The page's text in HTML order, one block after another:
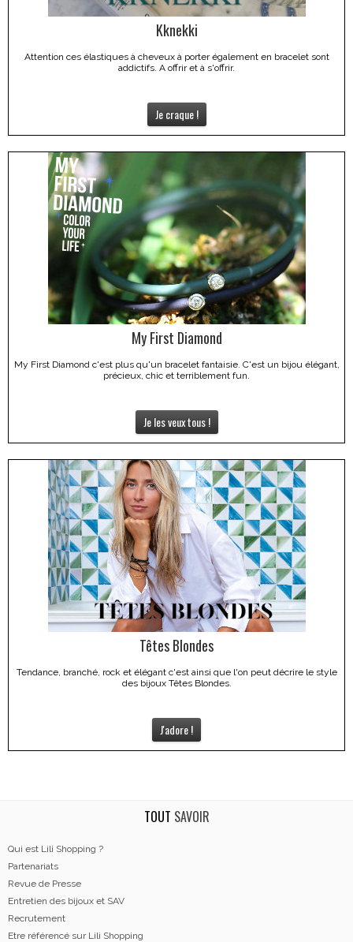
Kknekki
Attention ces élastiques à cheveux à porter également en bracelet sont
addictifs. A offrir et à s'offrir.
Je craque !
My First Diamond
My First Diamond c'est plus qu'un bracelet fantaisie. C'est un bijou élégant,
précieux, chic et terriblement fun.
Je les veux tous !
Têtes Blondes
Tendance, branché, rock et élégant c'est ainsi que l'on peut décrire le style
des bijoux Têtes Blondes.
J'adore !
TOUT SAVOIR
Qui est Lili Shopping ?
Partenariats
Revue de Presse
Entretien des bijoux et SAV
Recrutement
Etre référencé sur Lili Shopping